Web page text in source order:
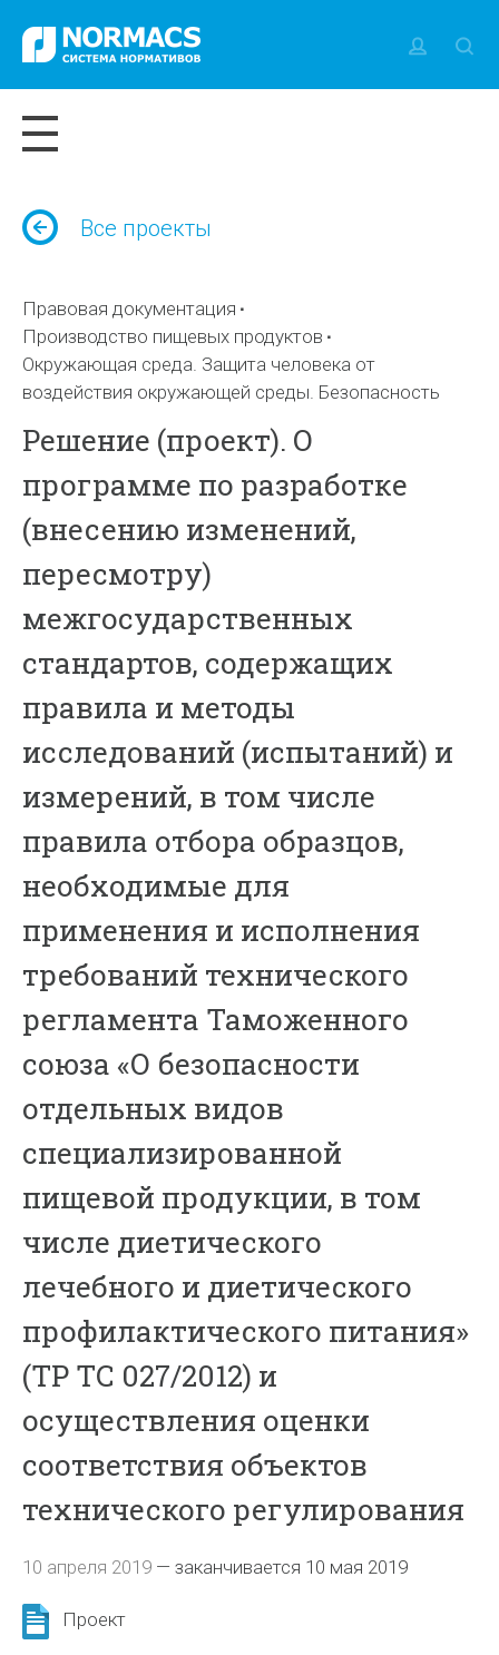
Все проекты
Правовая документация
Производство пищевых продуктов
Окружающая среда. Защита человека от
воздействия окружающей среды. Безопасность
Решение (проект). О
программе по разработке
(внесению изменений,
пересмотру)
межгосударственных
стандартов, содержащих
правила и методы
исследований (испытаний) и
измерений, в том числе
правила отбора образцов,
необходимые для
применения и исполнения
требований технического
регламента Таможенного
союза «О безопасности
отдельных видов
специализированной
пищевой продукции, в том
числе диетического
лечебного и диетического
профилактического питания»
(ТР ТС 027/2012) и
осуществления оценки
соответствия объектов
технического регулирования
10 апреля 2019 —заканчивается 10 мая 2019
Проект